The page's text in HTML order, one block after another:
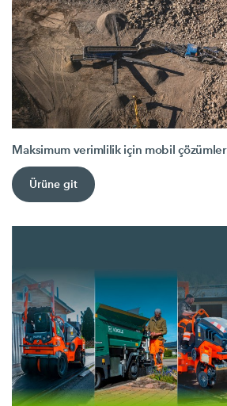
Maksimum verimlilik için mobil çözümler
Ürüne git